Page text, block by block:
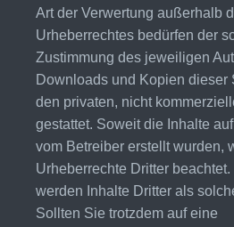
Art der Verwertung außerhalb
Urheberrechtes bedürfen der
Zustimmung des jeweiligen
Downloads und Kopien dieser
den privaten, nicht
gestattet. Soweit die Inhalte
vom Betreiber erstellt wurden,
Urheberrechte Dritter
werden Inhalte Dritter als
Sollten Sie trotzdem auf eine